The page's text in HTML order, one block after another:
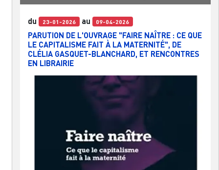
du 23-01-2026 au 09-04-2026
PARUTION DE L'OUVRAGE "FAIRE NAÎTRE : CE QUE
LE CAPITALISME FAIT À LA MATERNITÉ", DE
CLÉLIA GASQUET-BLANCHARD, ET RENCONTRES
EN LIBRAIRIE